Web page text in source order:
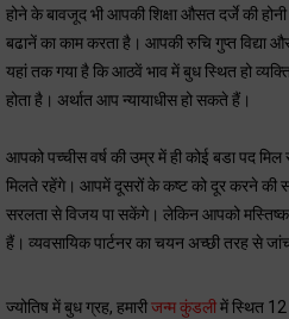
होने के बावजूद भी आपकी शिक्षा औसत दर्जे की
बढानें का काम करता है। आपकी रुचि गुप्त विद्या
यहां तक गया है कि आठवें भाव में बुध स्थित हो
होता है। अर्थात आप न्यायाधीस हो सकते हैं।
आपको पच्चीस वर्ष की उम्र में ही कोई बडा पद
मिलते रहेंगे। आपमें दूसरों के कष्ट को दूर करने की
सरलता से विजय पा सकेंगे। लेकिन आपको
हैं। व्यवसायिक पार्टनर का चयन अच्छी तरह से
ज्योतिष में बुध ग्रह, हमारीजन्म कुंडलीमें स्थित